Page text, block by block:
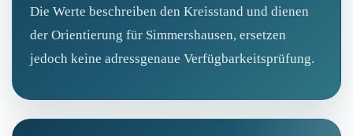
Die Werte beschreiben den Kreisstand und dienen
der Orientierung für Simmershausen, ersetzen
jedoch keine adressgenaue Verfügbarkeitsprüfung.